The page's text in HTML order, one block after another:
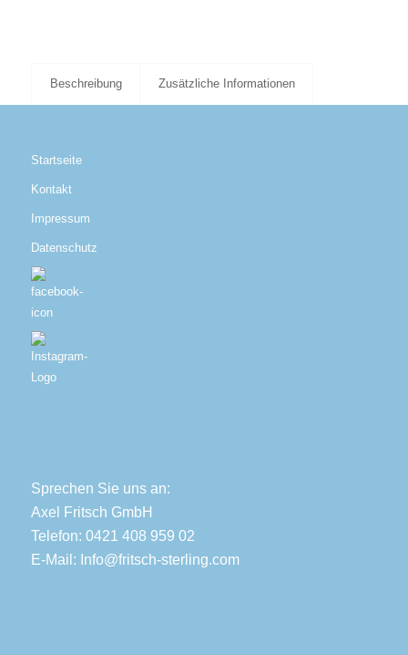
Beschreibung Zusätzliche Informationen
Startseite
Kontakt
Impressum
Datenschutz
Sprechen Sie uns an:
Axel Fritsch GmbH
Telefon: 0421 408 959 02
E-Mail: Info@fritsch-sterling.com